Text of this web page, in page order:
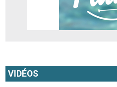
VIDÉOS